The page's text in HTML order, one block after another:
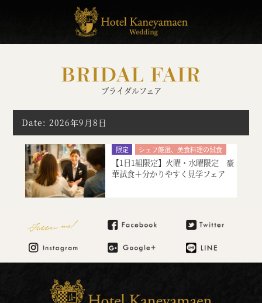
BRIDAL FAIR
ブライダルフェア
Date: 2026年9月8日
限定
シェフ厳選、美食料理の試食
絶品スイーツ試食
大聖堂挙式
神殿挙式
特別限定プレゼント付
見積り相談会
ご宿泊のご予約・ご相談
【1日1組限定】火曜・水曜限定 豪
華試食＋分かりやすく見学フェア
Follow me!